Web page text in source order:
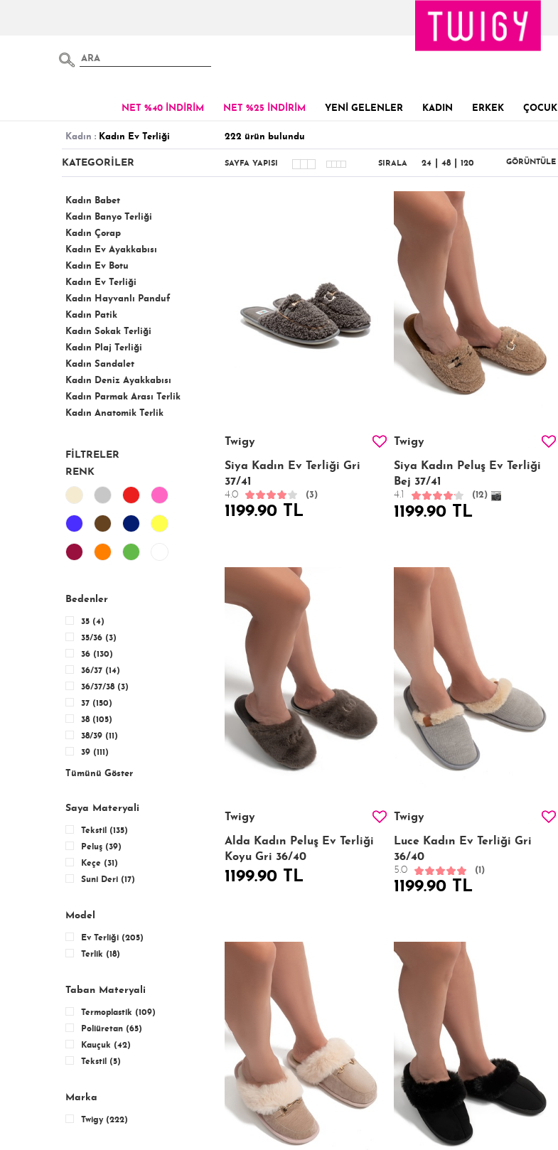
NET %40 İNDİRİM NET %25 İNDİRİM YENİ GELENLER KADIN ERKEK ÇOCUK
kadin : Kadın Ev Terliği 222 ürün bulundu
KATEGORİLER SAYFA YAPISI SIRALA 24 48| 120 GÖRÜNTÜLE
Kadın Babet
Kadın Banyo Terliği
Kadın Çorap
Kadın Ev Ayakkabısı
Kadın Ev Botu
Kadın Ev Terliği
Kadın Hayvanlı Panduf
Kadın Patik
Kadın Sokak Terliği
Kadın Plaj Terliği
Kadın Sandalet
Kadın Deniz Ayakkabısı
Kadın Parmak Arası Terlik
Kadın Anatomik Terlik
FİLTRELER
RENK
Bedenler
35 (4)
35/36 (3)
36 (130)
36/37 (14)
36/37/38 (3)
37 (150)
38 (105)
38/39 (11)
39 (111)
Tümünü Göster
Saya Materyali
Tekstil (135)
Peluş (39)
Keçe (31)
Suni Deri (17)
Model
Ev Terliği (205)
Terlik (18)
Taban Materyali
Termoplastik (109)
Poliüretan (65)
Kauçuk (42)
Tekstil (5)
Marka
Twigy (222)
Twigy
Siya Kadın Ev Terliği Gri
37/41
4.0 (3)
1199.90 TL
Twigy
Siya Kadın Peluş Ev Terliği
Bej 37/41
4.1 (12)
1199.90 TL
Twigy
Alda Kadın Peluş Ev Terliği
Koyu Gri 36/40
1199.90 TL
Twigy
Luce Kadın Ev Terliği Gri
36/40
5.0 (1)
1199.90 TL